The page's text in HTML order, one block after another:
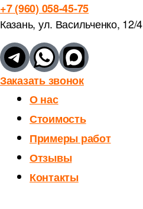
+7 (960) 058-45-75
Казань, ул. Васильченко, 12/4
Заказать звонок
О нас
Стоимость
Примеры работ
Отзывы
Контакты